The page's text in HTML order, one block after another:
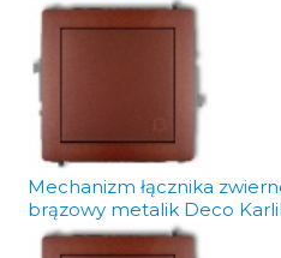
Mechanizm łącznika
brązowy metalik Deco